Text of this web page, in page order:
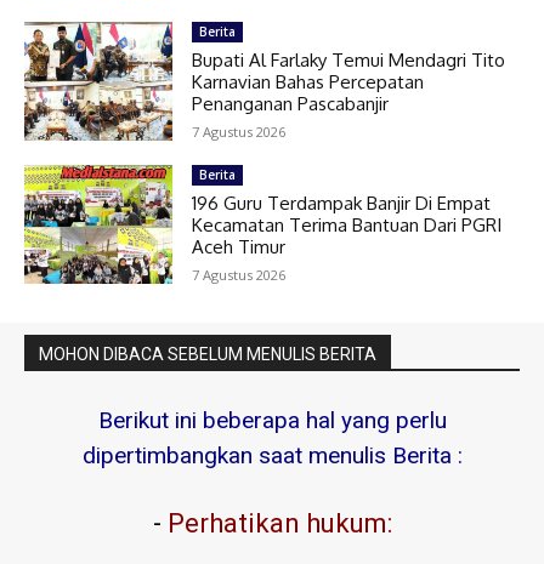
Berita
Bupati Al Farlaky Temui Mendagri Tito
Karnavian Bahas Percepatan
Penanganan Pascabanjir
7 Agustus 2026
Berita
196 Guru Terdampak Banjir Di Empat
Kecamatan Terima Bantuan Dari PGRI
Aceh Timur
7 Agustus 2026
MOHON DIBACA SEBELUM MENULIS BERITA
Berikut ini beberapa hal yang perlu
dipertimbangkan saat menulis Berita :
- Perhatikan hukum: